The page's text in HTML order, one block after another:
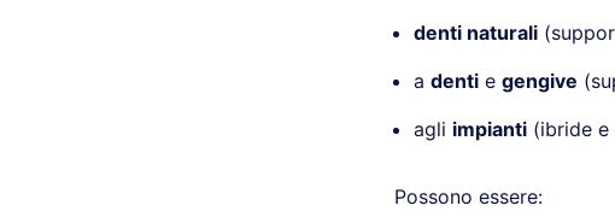
denti naturali
a denti e gengive
agli impianti (ibride
Possono essere: